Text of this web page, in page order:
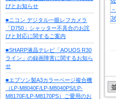
びとお知らせ
■ニコン デジタル一眼レフカメラ
「D750」シャッター不具合のお詫
びと対応に関するご案内
■SHARP液晶テレビ「AQUOS R30
ライン」の録画障害に関するお知ら
せ
■エプソン製A3カラーページ複合機
（LP-M8040F/LP-M8040PS/LP-
M8170F/LP-M8170PS）ご愛用のお